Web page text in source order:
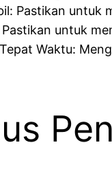
Pastikan untuk
untuk
Waktu: